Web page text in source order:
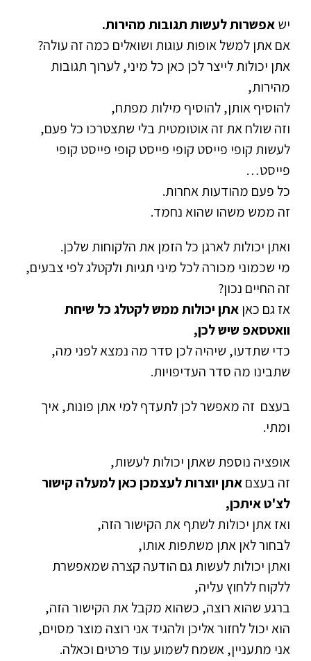
ישאפשרות לעשות תגובות מהירות.
אם אתן למשל אופות עוגות ושואלים כמה זה עולה?
אתן יכולות לייצר לכן כאן כל מיני, לערוך תגובות
מהירות,
להוסיף אותן, להוסיף מילות מפתח,
וזה שולח את זה אוטומטית בלי שתצטרכו כל פעם,
לעשות קופי פייסט קופי פייסט קופי פייסט קופי
פייסט…
כל פעם מהודעות אחרות.
זה ממש משהו שהוא נחמד.
ואתן יכולות לארגן כל הזמן את הלקוחות שלכן.
מי שכמוני מכורה לכל מיני תגיות ולקטלג לפי צבעים,
זה החיים נכון?
אז גם כאןאתן יכולות ממש לקטלג כל שיחת
וואטסאפ שיש לכן,
כדי שתדעו, שיהיה לכן סדר מה נמצא לפני מה,
שתבינו מה סדר העדיפויות.
בעצם זה מאפשר לכן לתעדף למי אתן פונות, איך
ומתי.
אופציה נוספת שאתן יכולות לעשות,
זה בעצםאתן יוצרות לעצמכן כאן למעלה קישור
לצ'ט איתכן,
ואז אתן יכולות לשתף את הקישור הזה,
לבחור לאן אתן משתפות אותו,
ואתן יכולות לעשות גם הודעה קצרה שמאפשרת
ללקוח ללחוץ עליה,
ברגע שהוא רוצה, כשהוא מקבל את הקישור הזה,
הוא יכול לחזור אליכן ולהגיד אני רוצה מוצר מסוים,
אני מתעניין, אשמח לשמוע עוד פרטים וכאלה.